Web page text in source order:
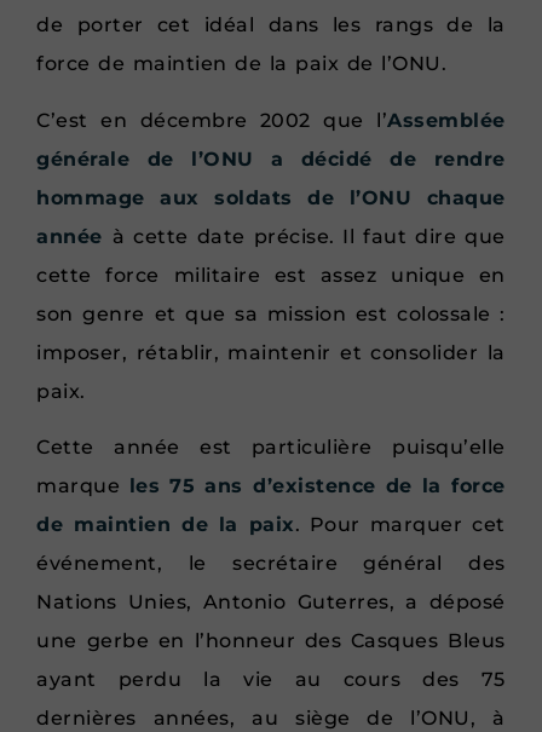
de porter cet idéal dans les rangs de la
force de maintien de la paix de l’ONU.
C’est en décembre 2002 que l’Assemblée
générale de l’ONU a décidé de rendre
hommage aux soldats de l’ONU chaque
année à cette date précise. Il faut dire que
cette force militaire est assez unique en
son genre et que sa mission est colossale :
imposer, rétablir, maintenir et consolider la
paix.
Cette année est particulière puisqu’elle
marque les 75 ans d’existence de la force
de maintien de la paix. Pour marquer cet
événement, le secrétaire général des
Nations Unies, Antonio Guterres, a déposé
une gerbe en l’honneur des Casques Bleus
ayant perdu la vie au cours des 75
dernières années, au siège de l’ONU, à